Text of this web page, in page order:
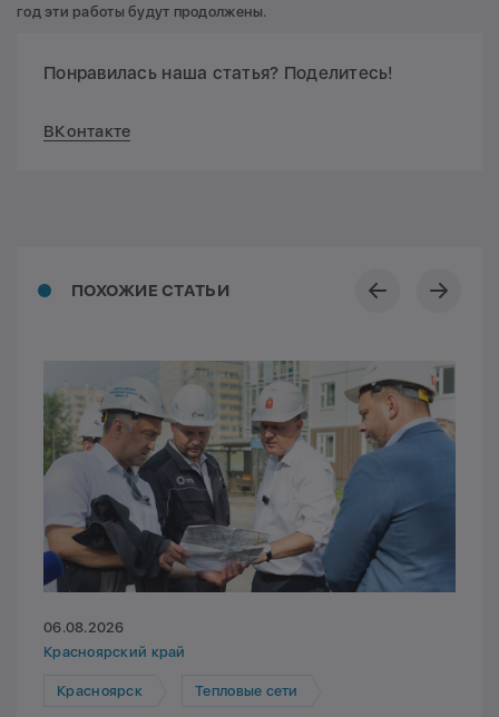
год эти работы будут продолжены.
Понравилась наша статья? Поделитесь!
ВКонтакте
ПОХОЖИЕ СТАТЬИ
06.08.2026
Красноярский край
Красноярск Тепловые сети